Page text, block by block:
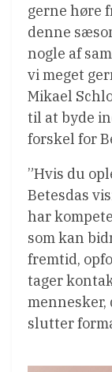
gerne høre
denne
nogle af
vi meget
Mikael
til at byde
forskel for
”Hvis du
Betesdas
har
som kan
fremtid,
tager
mennesker,
slutter